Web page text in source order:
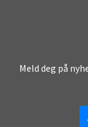
Meld deg på